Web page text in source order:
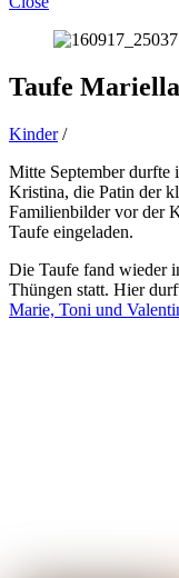
Taufe
Kinder /
Mitte September durfte
Kristina, die Patin der
Familienbilder vor der
Taufe eingeladen.
Die Taufe fand wieder
Thüngen statt. Hier
Marie, Toni und